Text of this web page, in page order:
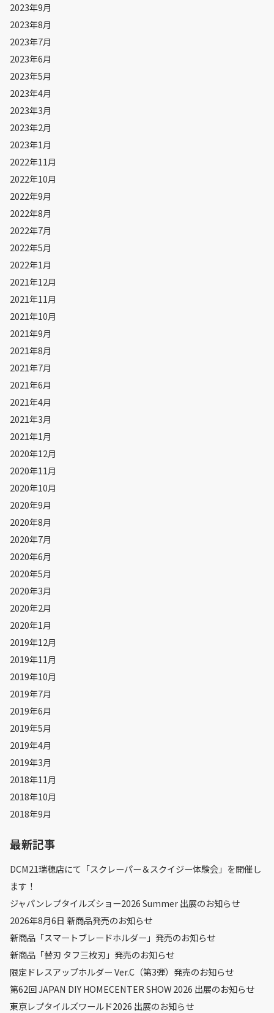
2023年9月
2023年8月
2023年7月
2023年6月
2023年5月
2023年4月
2023年3月
2023年2月
2023年1月
2022年11月
2022年10月
2022年9月
2022年8月
2022年7月
2022年5月
2022年1月
2021年12月
2021年11月
2021年10月
2021年9月
2021年8月
2021年7月
2021年6月
2021年4月
2021年3月
2021年1月
2020年12月
2020年11月
2020年10月
2020年9月
2020年8月
2020年7月
2020年6月
2020年5月
2020年3月
2020年2月
2020年1月
2019年12月
2019年11月
2019年10月
2019年7月
2019年6月
2019年5月
2019年4月
2019年3月
2018年11月
2018年10月
2018年9月
最新記事
DCM21瑞穂店にて「スクレーパー＆スクイジー体験会」を開催し
ます！
ジャパンレプタイルズショー2026 Summer 出展のお知らせ
2026年8月6日 新商品発売のお知らせ
新商品「スマートブレードホルダー」発売のお知らせ
新商品「替刃 タフ三枚刃」発売のお知らせ
限定ドレスアップホルダー Ver.C（第3弾）発売のお知らせ
第62回 JAPAN DIY HOMECENTER SHOW 2026 出展のお知らせ
東京レプタイルズワールド2026 出展のお知らせ